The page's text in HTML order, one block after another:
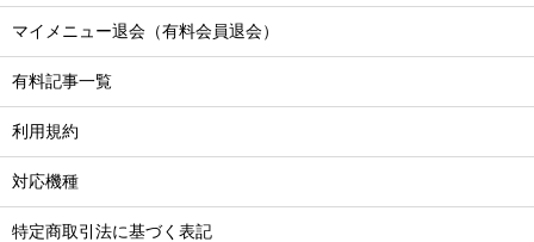
マイメニュー退会（有料会員退会）
有料記事一覧
利用規約
対応機種
特定商取引法に基づく表記